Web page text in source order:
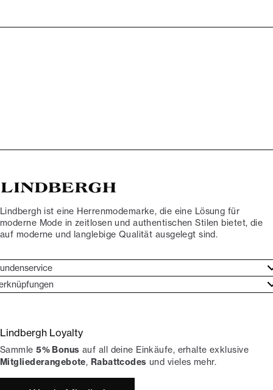
Lindbergh ist eine Herrenmodemarke, die eine Lösung für
moderne Mode in zeitlosen und authentischen Stilen bietet, die
auf moderne und langlebige Qualität ausgelegt sind.
widerrufen
Lindbergh-Botschafter
Lindbergh Loyalty
Sammle5% Bonus auf all deine Einkäufe, erhalte exklusive
Mitgliederangebote, Rabattcodes und vieles mehr.